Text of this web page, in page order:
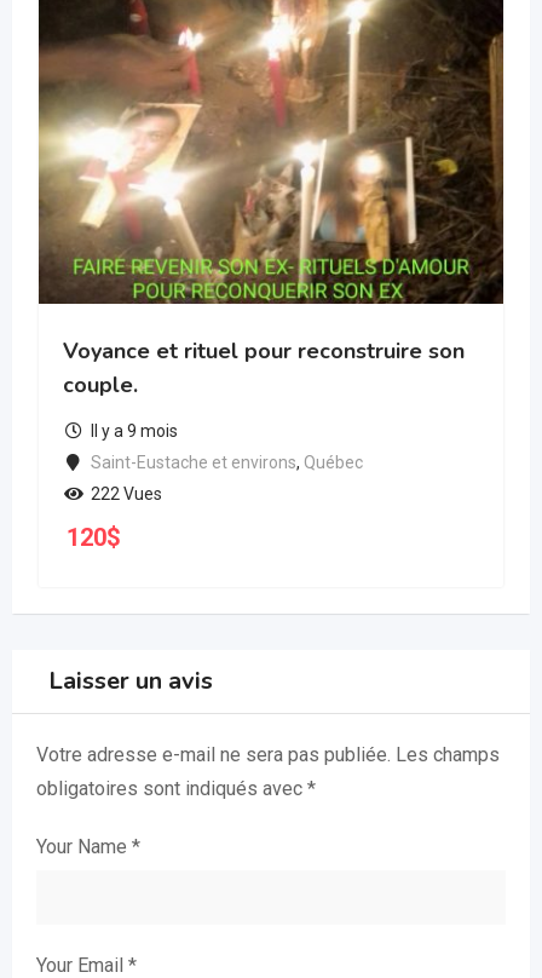
Voyance et rituel pour reconstruire son
couple.
Il y a 9 mois
Saint-Eustache et environs, Québec
222 Vues
120$
Laisser un avis
Votre adresse e-mail ne sera pas publiée. Les champs
obligatoires sont indiqués avec *
Your Name *
Your Email *